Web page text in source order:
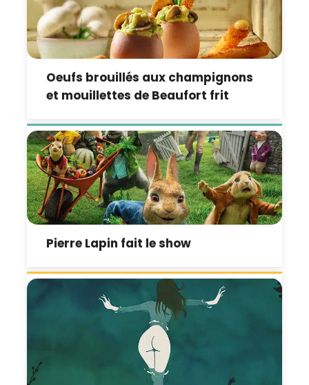
Oeufs brouillés aux champignons
et mouillettes de Beaufort frit
Pierre Lapin fait le show